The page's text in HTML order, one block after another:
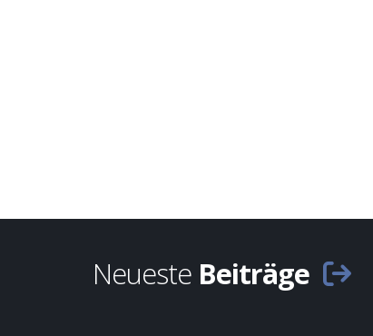
Neueste Beiträge